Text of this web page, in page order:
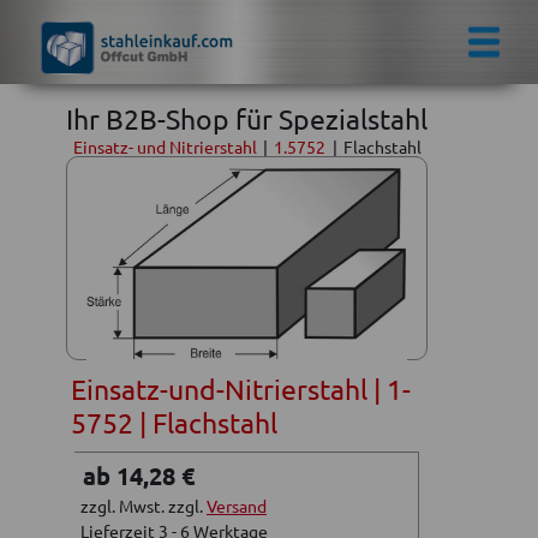
Ihr B2B-Shop für Spezialstahl
Einsatz- und Nitrierstahl | 1.5752 | Flachstahl
Einsatz-und-Nitrierstahl | 1-
5752 | Flachstahl
ab 14,28 €
zzgl. Mwst. zzgl.Versand
Lieferzeit 3 - 6 Werktage